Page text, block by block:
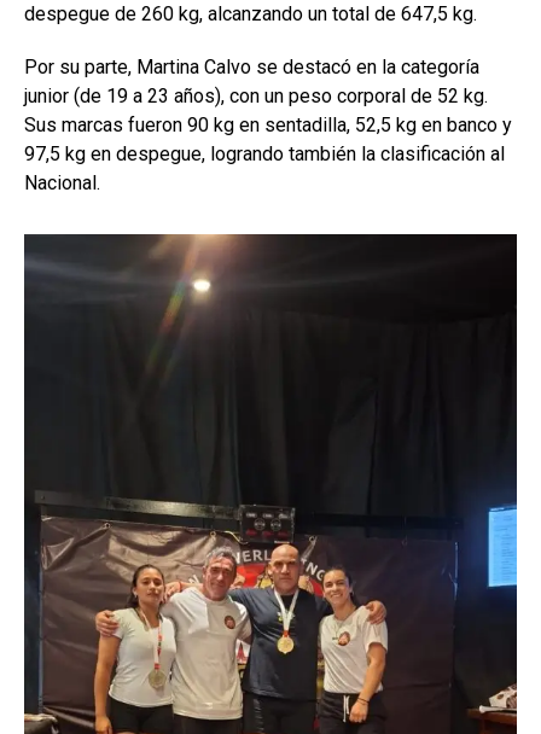
despegue de 260 kg, alcanzando un total de 647,5 kg.
Por su parte, Martina Calvo se destacó en la categoría
junior (de 19 a 23 años), con un peso corporal de 52 kg.
Sus marcas fueron 90 kg en sentadilla, 52,5 kg en banco y
97,5 kg en despegue, logrando también la clasificación al
Nacional.